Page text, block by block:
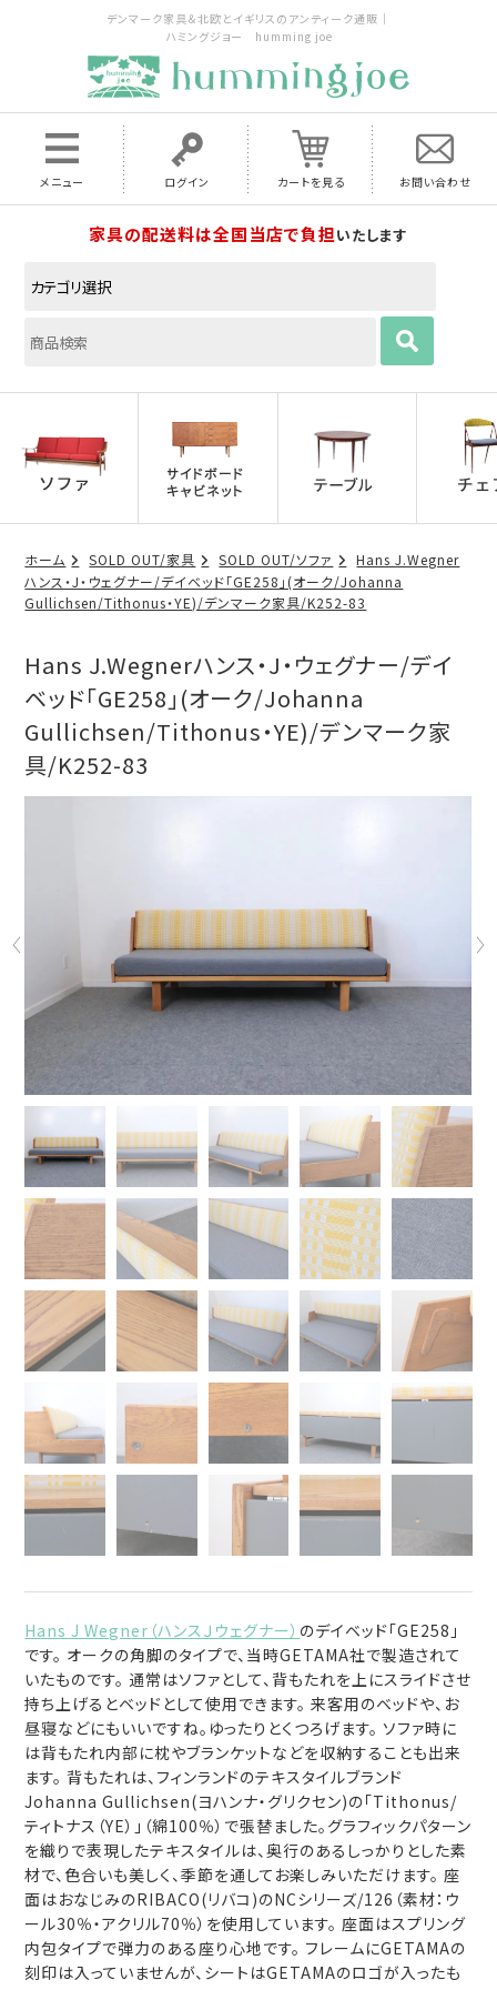
デンマーク家具＆北欧とイギリスのアンティーク通販｜
ハミングジョー humming joe
メニュー ログイン カートを見る お問い合わせ
家具の配送料は全国当店で負担いたします
ホーム SOLD OUT/家具 SOLD OUT/ソファ
Hans J.Wegner
ハンス・J・ウェグナー/デイベッド「GE258」(オーク/Johanna
Gullichsen/Tithonus・YE)/デンマーク家具/K252-83
Hans J.Wegnerハンス・J・ウェグナー/デイ
ベッド「GE258」(オーク/Johanna
Gullichsen/Tithonus・YE)/デンマーク家
具/K252-83
Hans J Wegner（ハンスＪウェグナー） のデイベッド「GE258」
です。 オークの角脚のタイプで、当時GETAMA社で製造されて
いたものです。 通常はソファとして、背もたれを上にスライドさせ
持ち上げるとベッドとして使用できます。 来客用のベッドや、お
昼寝などにもいいですね。ゆったりとくつろげます。 ソファ時に
は背もたれ内部に枕やブランケットなどを収納することも出来
ます。 背もたれは、フィンランドのテキスタイルブランド
Johanna Gullichsen(ヨハンナ・グリクセン)の「Tithonus/
ティトナス（YE）」（綿100％）で張替ました。グラフィックパターン
を織りで表現したテキスタイルは、奥行のあるしっかりとした素
材で、色合いも美しく、季節を通してお楽しみいただけます。 座
面はおなじみのRIBACO(リバコ)のNCシリーズ/126（素材：ウ
ール30％・アクリル70％）を使用しています。 座面はスプリング
内包タイプで弾力のある座り心地です。 フレームにGETAMAの
刻印は入っていませんが、シートはGETAMAのロゴが入ったも